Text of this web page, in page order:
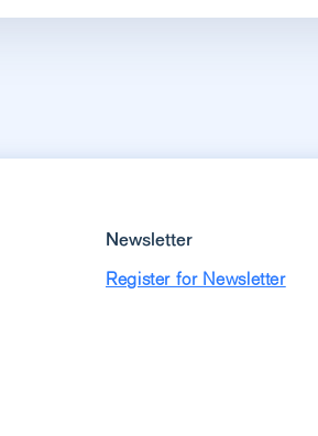
Newsletter
Register for Newsletter